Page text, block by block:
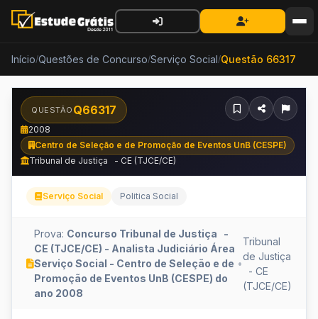
Início/Questões de Concurso/Serviço Social/Questão 66317
QUESTÃO Q66317
2008
Centro de Seleção e de Promoção de Eventos UnB (CESPE)
Tribunal de Justiça - CE (TJCE/CE)
Serviço Social Politica Social
Prova: Concurso Tribunal de Justiça -
CE (TJCE/CE) - Analista Judiciário Área
Serviço Social - Centro de Seleção e de
Promoção de Eventos UnB (CESPE) do
ano 2008
•
Tribunal
de Justiça
- CE
(TJCE/CE)